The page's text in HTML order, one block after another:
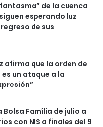
de la cuenca
esperando luz
de sus
afirma que la orden de
es un ataque a la
Bolsa Família de julio a
con NIS a finales del 9